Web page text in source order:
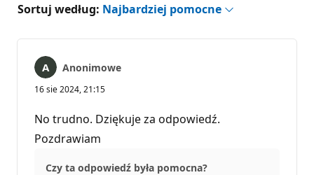
Sortuj według: Najbardziej pomocne
Anonimowe
16 sie 2024, 21:15
No trudno. Dziękuje za odpowiedź.
Pozdrawiam
Czy ta odpowiedź była pomocna?